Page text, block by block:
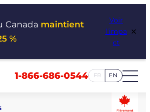
Canada maintient
%
Voir
l’impa
ct
×
1-866-686-0544 FR EN